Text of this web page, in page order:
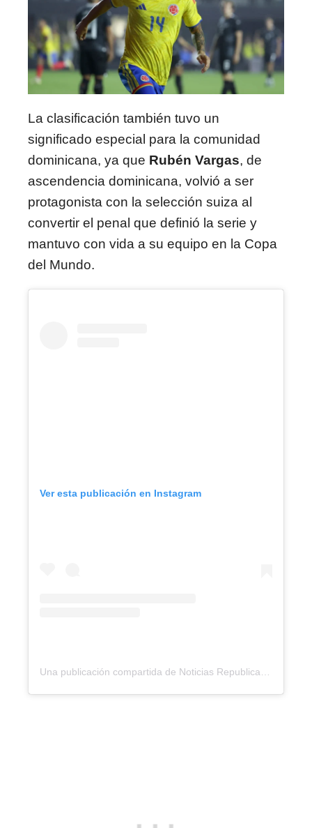
La clasificación también tuvo un
significado especial para la comunidad
dominicana, ya que Rubén Vargas, de
ascendencia dominicana, volvió a ser
protagonista con la selección suiza al
convertir el penal que definió la serie y
mantuvo con vida a su equipo en la Copa
del Mundo.
Ver esta publicación en Instagram
Una publicación compartida de Noticias Republica (@noticiasrepublicard)